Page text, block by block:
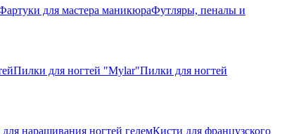
для мастера маникюраФутляры, пеналы и
Пилки для ногтей "Mylar"Пилки для ногтей
наращивания ногтей гелемКисти для французского